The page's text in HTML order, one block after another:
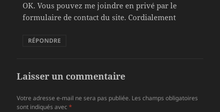
OK. Vous pouvez me joindre en privé par le
formulaire de contact du site. Cordialement
RÉPONDRE
Laisser un commentaire
Votre adresse e-mail ne sera pas publiée. Les champs obligatoires
sont indiqués avec*